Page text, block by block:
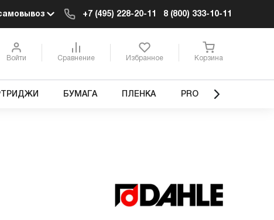
+7 (495) 228-20-11 8 (800) 333-10-11
Войти Сравнение Избранное Корзина
БУМАГА ПЛЕНКА PRO